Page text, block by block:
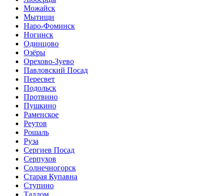
Можайск
Мытищи
Наро-Фоминск
Ногинск
Одинцово
Озёры
Орехово-Зуево
Павловский Посад
Пересвет
Подольск
Протвино
Пушкино
Раменское
Реутов
Рошаль
Руза
Сергиев Посад
Серпухов
Солнечногорск
Старая Купавна
Ступино
Талдом